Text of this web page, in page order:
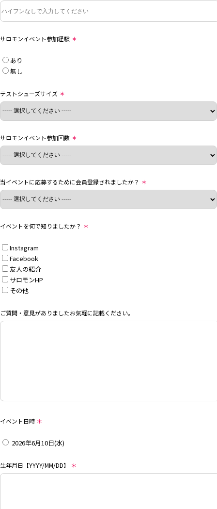
サロモンイベント参加経験 ＊
あり
無し
テストシューズサイズ ＊
サロモンイベント参加回数 ＊
当イベントに応募するために会員登録されましたか？ ＊
イベントを何で知りましたか？ ＊
Instagram
Facebook
友人の紹介
サロモンHP
その他
ご質問・意見がありましたお気軽に記載ください。
イベント日時 ＊
2026年6月10日(水)
生年月日【YYYY/MM/DD】 ＊